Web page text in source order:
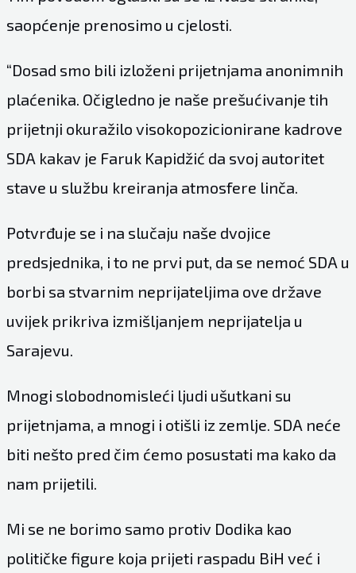
saopćenje prenosimo u cjelosti.
“Dosad smo bili izloženi prijetnjama anonimnih
plaćenika. Očigledno je naše prešućivanje tih
prijetnji okuražilo visokopozicionirane kadrove
SDA kakav je Faruk Kapidžić da svoj autoritet
stave u službu kreiranja atmosfere linča.
Potvrđuje se i na slučaju naše dvojice
predsjednika, i to ne prvi put, da se nemoć SDA u
borbi sa stvarnim neprijateljima ove države
uvijek prikriva izmišljanjem neprijatelja u
Sarajevu.
Mnogi slobodnomisleći ljudi ušutkani su
prijetnjama, a mnogi i otišli iz zemlje. SDA neće
biti nešto pred čim ćemo posustati ma kako da
nam prijetili.
Mi se ne borimo samo protiv Dodika kao
političke figure koja prijeti raspadu BiH već i